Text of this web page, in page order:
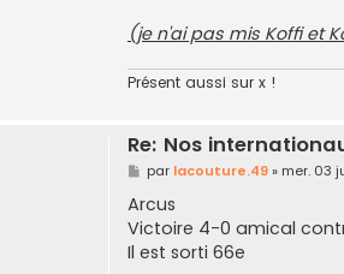
(je n'ai pas mis Koffi et
Présent aussi sur x !
Re: Nos
M
e
s
s
a
g
e
par lacouture.49» mer. 03
Arcus
Victoire 4-0 amical
Il est sorti 66e